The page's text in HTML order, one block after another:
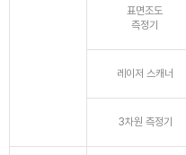
표면조도
측정기
레이저 스캐너
3차원 측정기